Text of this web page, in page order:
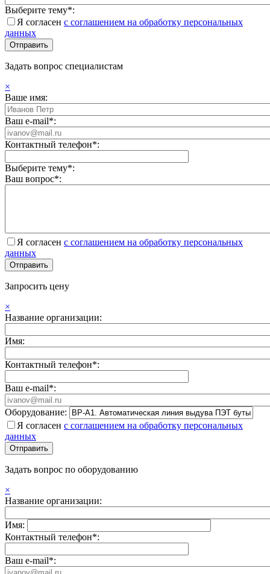
Выберите тему*:
Я согласен с соглашением на обработку персональных
данных
Задать вопрос специалистам
×
Ваше имя:
Ваш e-mail*:
Контактный телефон*:
Выберите тему*:
Ваш вопрос*:
Я согласен с соглашением на обработку персональных
данных
Запросить цену
×
Название организации:
Имя:
Контактный телефон*:
Ваш e-mail*:
Оборудование:
Я согласен с соглашением на обработку персональных
данных
Задать вопрос по оборудованию
×
Название организации:
Имя:
Контактный телефон*:
Ваш e-mail*: